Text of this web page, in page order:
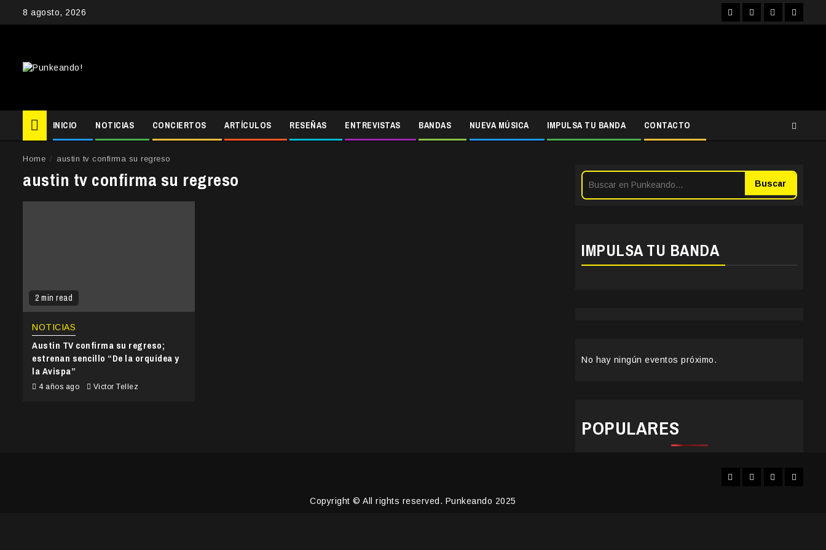
8 agosto, 2026 FacebookInstagram
YouTubeTwitter
INICIO NOTICIAS CONCIERTOS ARTÍCULOS RESEÑAS ENTREVISTAS BANDAS NUEVA MÚSICA IMPULSA TU BANDA CONTACTO
Home austin tv confirma su regreso
austin tv confirma su regreso
2 min read
NOTICIAS
Austin TV confirma su regreso;
estrenan sencillo “De la orquídea y
la Avispa”
4 años ago Victor Tellez
Buscar
IMPULSA TU BANDA
No hay ningún eventos próximo.
POPULARES
FacebookInstagram
YouTubeTwitter
Copyright © All rights reserved. Punkeando 2025